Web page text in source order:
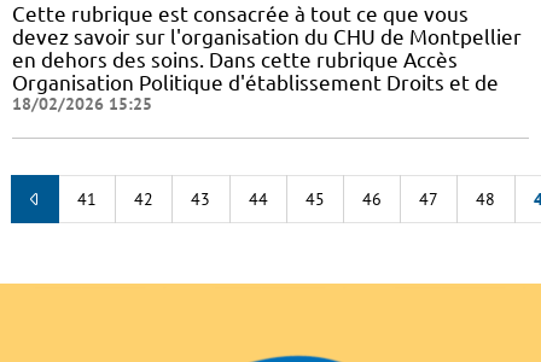
Cette rubrique est consacrée à tout ce que vous
devez savoir sur l'organisation du CHU de Montpellier
en dehors des soins. Dans cette rubrique Accès
Organisation Politique d'établissement Droits et de
18/02/2026 15:25
41 42 43 44 45 46 47 48